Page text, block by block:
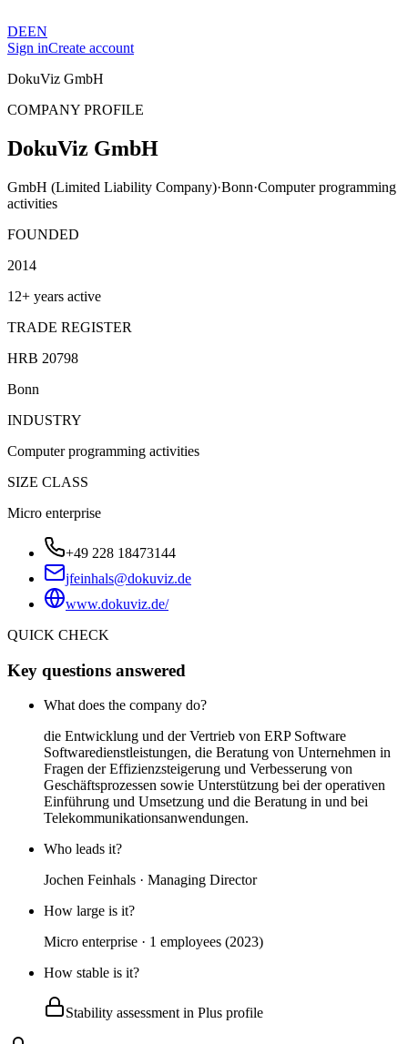
DEEN
Sign inCreate account
DokuViz GmbH
COMPANY PROFILE
DokuViz GmbH
GmbH (Limited Liability Company)·Bonn·Computer programming
activities
FOUNDED
2014
12+ years active
TRADE REGISTER
HRB 20798
Bonn
INDUSTRY
Computer programming activities
SIZE CLASS
Micro enterprise
+49 228 18473144
jfeinhals@dokuviz.de
www.dokuviz.de/
QUICK CHECK
Key questions answered
What does the company do?
die Entwicklung und der Vertrieb von ERP Software
Softwaredienstleistungen, die Beratung von Unternehmen in
Fragen der Effizienzsteigerung und Verbesserung von
Geschäftsprozessen sowie Unterstützung bei der operativen
Einführung und Umsetzung und die Beratung in und bei
Telekommunikationsanwendungen.
Who leads it?
Jochen Feinhals · Managing Director
How large is it?
Micro enterprise · 1 employees (2023)
How stable is it?
Stability assessment in Plus profile